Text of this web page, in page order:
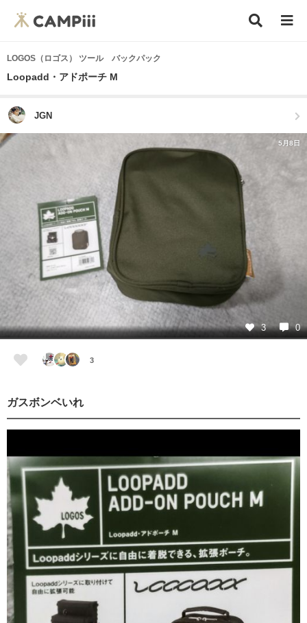
LOGOS（ロゴス） ツール バックパック
Loopadd・アドポーチ M
JGN
5月8日
3 0
3
ガスボンベいれ